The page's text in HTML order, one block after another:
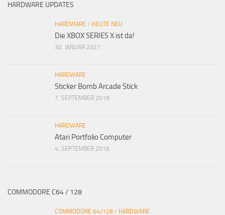
HARDWARE UPDATES
HARDWARE / HEUTE NEU
Die XBOX SERIES X ist da!
30. JANUAR 2021
HARDWARE
Sticker Bomb Arcade Stick
7. SEPTEMBER 2019
HARDWARE
Atari Portfolio Computer
4. SEPTEMBER 2019
COMMODORE C64 / 128
COMMODORE 64/128 / HARDWARE